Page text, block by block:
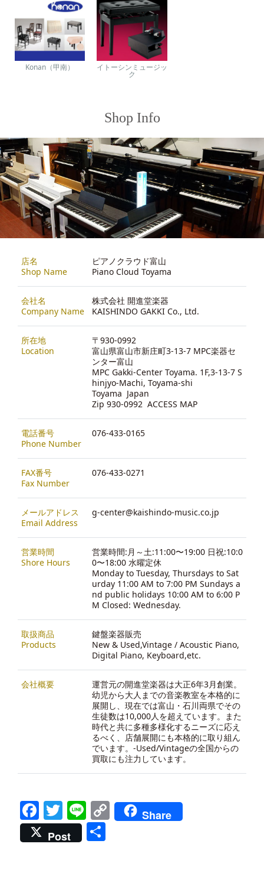
Konan（甲南） イトーシンミュージッ
ク
Shop Info
店名
Shop Name
ピアノクラウド富山
Piano Cloud Toyama
会社名
Company Name
株式会社 開進堂楽器
KAISHINDO GAKKI Co., Ltd.
所在地
Location
〒930-0992
富山県富山市新庄町3-13-7 MPC楽器セ
ンター富山
MPC Gakki-Center Toyama. 1F,3-13-7 S
hinjyo-Machi, Toyama-shi
Toyama Japan
Zip 930-0992 ACCESS MAP
電話番号
Phone Number
076-433-0165
FAX番号
Fax Number
076-433-0271
メールアドレス
Email Address
g-center@kaishindo-music.co.jp
営業時間
Shore Hours
営業時間:月～土:11:00〜19:00 日祝:10:0
0〜18:00 水曜定休
Monday to Tuesday, Thursdays to Sat
urday 11:00 AM to 7:00 PM Sundays a
nd public holidays 10:00 AM to 6:00 P
M Closed: Wednesday.
取扱商品
Products
鍵盤楽器販売
New & Used,Vintage / Acoustic Piano,
Digital Piano, Keyboard,etc.
会社概要
運営元の開進堂楽器は大正6年3月創業。
幼児から大人までの音楽教室を本格的に
展開し、現在では富山・石川両県でその
生徒数は10,000人を超えています。また
時代と共に多種多様化するニーズに応え
るべく、店舗展開にも本格的に取り組ん
でいます。-Used/Vintageの全国からの
買取にも注力しています。
Facebook
Twitter
LineCopy
Link
Share
Post